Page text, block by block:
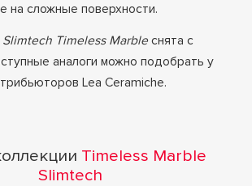
на сложные поверхности.
Slimtech Timeless Marbleснята с
аналоги можно подобрать у
Lea Ceramiche.
Timeless Marble
Slimtech